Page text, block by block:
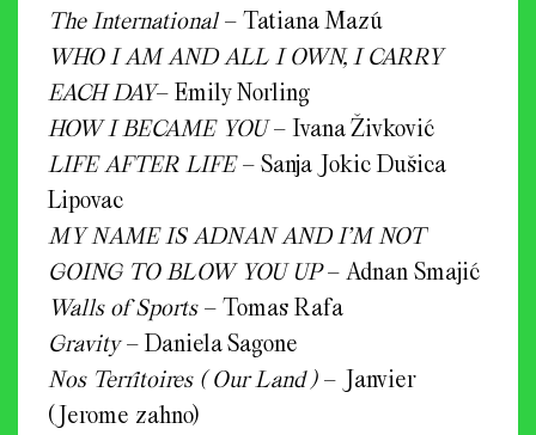
The International– Tatiana Mazú
WHO I AM AND ALL I OWN, I CARRY
EACH DAY– Emily Norling
HOW I BECAME YOU– Ivana Živković
LIFE AFTER LIFE– Sanja Jokic Dušica
Lipovac
MY NAME IS ADNAN AND I’M NOT
GOING TO BLOW YOU UP– Adnan Smajić
Walls of Sports– Tomas Rafa
Gravity– Daniela Sagone
Nos Territoires ( Our Land )– Janvier
(Jerome zahno)